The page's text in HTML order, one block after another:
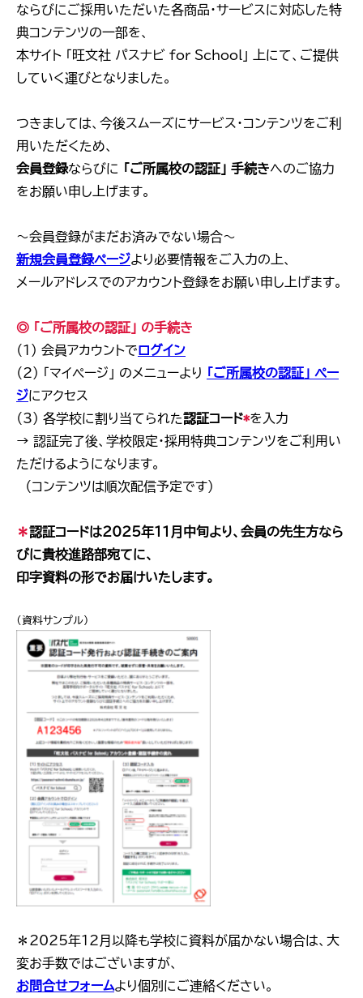
ならびにご採用いただいた各商品・サービスに対応した特
典コンテンツの一部を、
本サイト 「旺文社 パスナビ for School」 上にて、ご提供
していく運びとなりました。
つきましては、今後スムーズにサービス・コンテンツをご利
用いただくため、
会員登録ならびに 「ご所属校の認証」 手続きへのご協力
をお願い申し上げます。
～会員登録がまだお済みでない場合～
新規会員登録ページより必要情報をご入力の上、
メールアドレスでのアカウント登録をお願い申し上げます。
◎ 「ご所属校の認証」 の手続き
（1） 会員アカウントでログイン
（2） 「マイページ」 のメニューより
「ご所属校の認証」 ペー
ジにアクセス
（3） 各学校に割り当てられた認証コード*を入力
→ 認証完了後、学校限定・採用特典コンテンツをご利用い
ただけるようになります。
（コンテンツは順次配信予定です）
＊認証コードは2025年11月中旬より、会員の先生方なら
びに貴校進路部宛てに、
印字資料の形でお届けいたします。
（資料サンプル）
＊2025年12月以降も学校に資料が届かない場合は、大
変お手数ではございますが、
お問合せフォームより個別にご連絡ください。